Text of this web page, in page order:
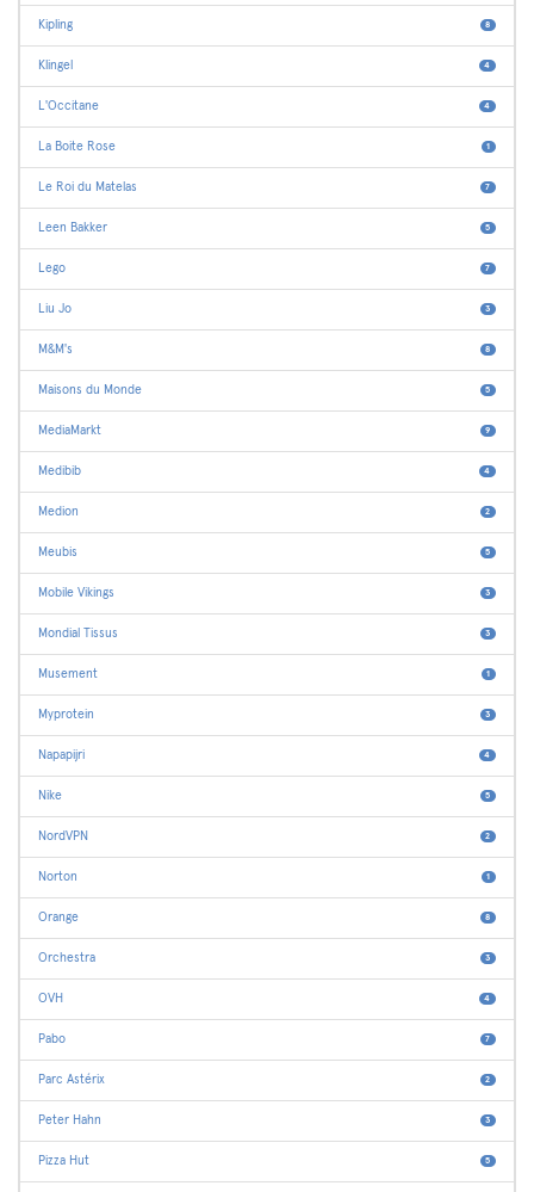
Kipling 8
Klingel 4
L'Occitane 4
La Boite Rose 1
Le Roi du Matelas 7
Leen Bakker 5
Lego 7
Liu Jo 3
M&M's 8
Maisons du Monde 5
MediaMarkt 9
Medibib 4
Medion 2
Meubis 5
Mobile Vikings 3
Mondial Tissus 3
Musement 1
Myprotein 3
Napapijri 4
Nike 5
NordVPN 2
Norton 1
Orange 8
Orchestra 3
OVH 4
Pabo 7
Parc Astérix 2
Peter Hahn 3
Pizza Hut 5